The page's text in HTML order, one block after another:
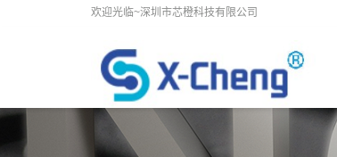
欢迎光临~深圳市芯橙科技有限公司